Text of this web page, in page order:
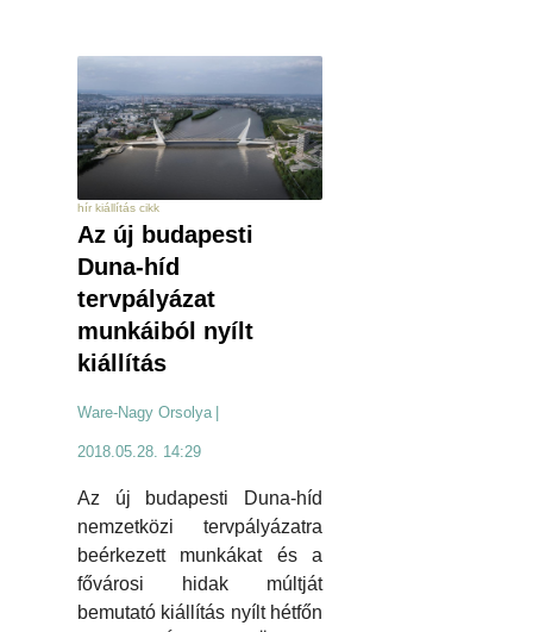
hír kiállítás cikk
Az új budapesti
Duna-híd
tervpályázat
munkáiból nyílt
kiállítás
Ware-Nagy Orsolya
2018.05.28. 14:29
Az új budapesti Duna-híd
nemzetközi tervpályázatra
beérkezett munkákat és a
fővárosi hidak múltját
bemutató kiállítás nyílt hétfőn